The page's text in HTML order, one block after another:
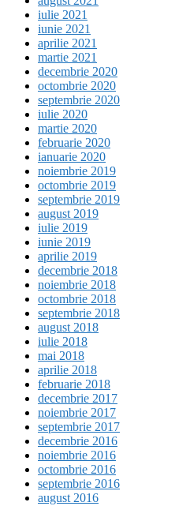
iulie 2021
iunie 2021
aprilie 2021
martie 2021
decembrie 2020
octombrie 2020
septembrie 2020
iulie 2020
martie 2020
februarie 2020
ianuarie 2020
noiembrie 2019
octombrie 2019
septembrie 2019
august 2019
iulie 2019
iunie 2019
aprilie 2019
decembrie 2018
noiembrie 2018
octombrie 2018
septembrie 2018
august 2018
iulie 2018
mai 2018
aprilie 2018
februarie 2018
decembrie 2017
noiembrie 2017
septembrie 2017
decembrie 2016
noiembrie 2016
octombrie 2016
septembrie 2016
august 2016